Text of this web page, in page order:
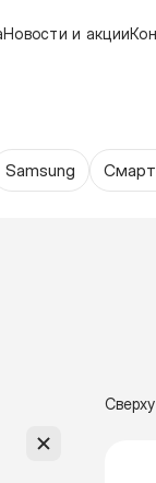
Новости и акции
Samsung